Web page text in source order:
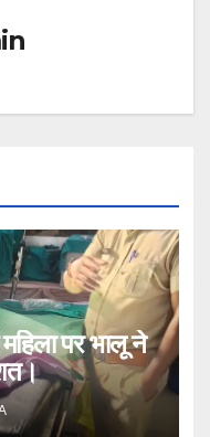
पर भालू ने